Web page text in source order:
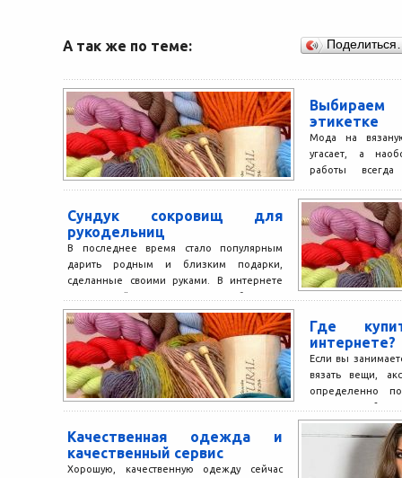
А так же по теме:
этикетке
Мода на
угасает, а
работы
способ...
Сундук сокровищ для
рукодельниц
В последнее время стало популярным
дарить родным и близким подарки,
сделанные своими руками. В интернете
можно пройти мастер-класс по любому...
Где
интернете?
Если вы
вязать вещи,
определенно
портале
Качественная одежда и
качественный сервис
Хорошую, качественную одежду сейчас